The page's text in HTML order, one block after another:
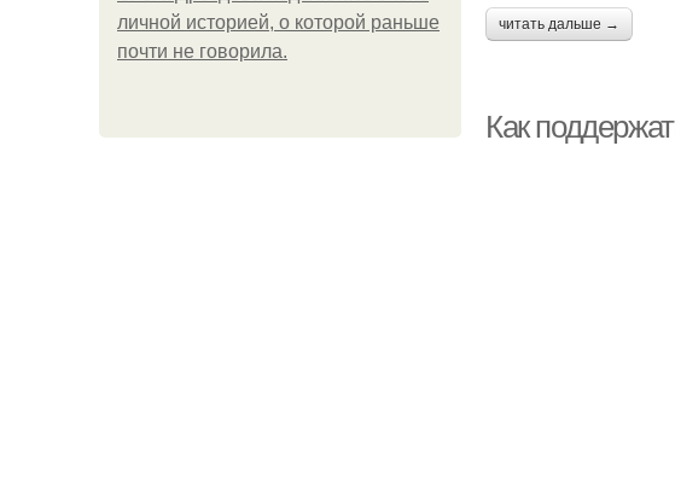
личной историей, о которой раньше
почти не говорила.
читать дальше →
Как